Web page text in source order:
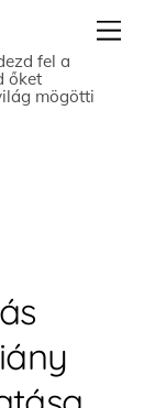
fel a
őket
mögötti